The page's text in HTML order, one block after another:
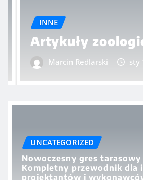
INNE
Artykuły
Marcin Redlarski sty
UNCATEGORIZED
Nowoczesny gres tarasowy
Kompletny przewodnik dla
projektantów i